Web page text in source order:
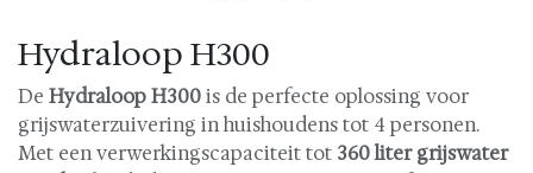
Hydraloop H300
De Hydraloop H300is de perfecte oplossing voor
grijswaterzuivering in huishoudens tot 4 personen.
Met een verwerkingscapaciteit tot 360 liter grijswater